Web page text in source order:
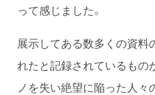
って感じました。
展示してある数多くの資料
れたと記録されているもの
ノを失い絶望に陥った人々